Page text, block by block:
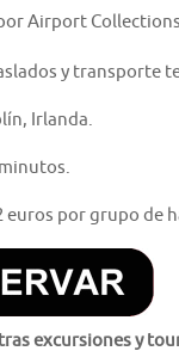
Airport
y transporte
Irlanda.
euros por grupo de
excursiones y